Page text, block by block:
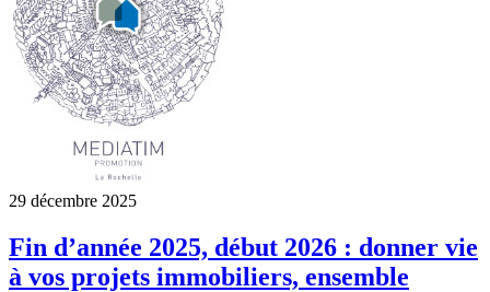
29 décembre 2025
Fin d’année 2025, début 2026 : donner vie
à vos projets immobiliers, ensemble